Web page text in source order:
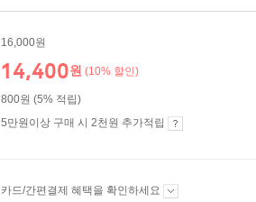
16,000원
14,400원 (10% 할인)
800원 (5% 적립)
5만원이상 구매 시 2천원 추가적립
카드/간편결제 혜택을 확인하세요